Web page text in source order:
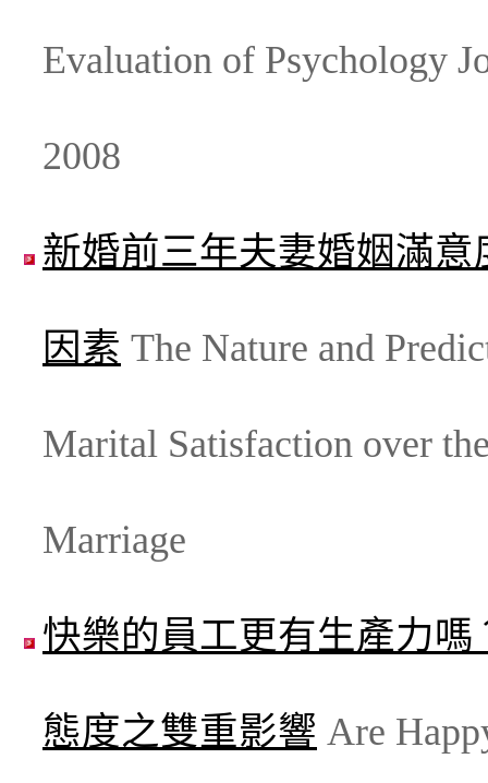
Evaluation of Psychology
2008
新婚前三年夫妻婚姻滿
因素 The Nature and
Marital Satisfaction over
Marriage
快樂的員工更有生產力
態度之雙重影響 Are